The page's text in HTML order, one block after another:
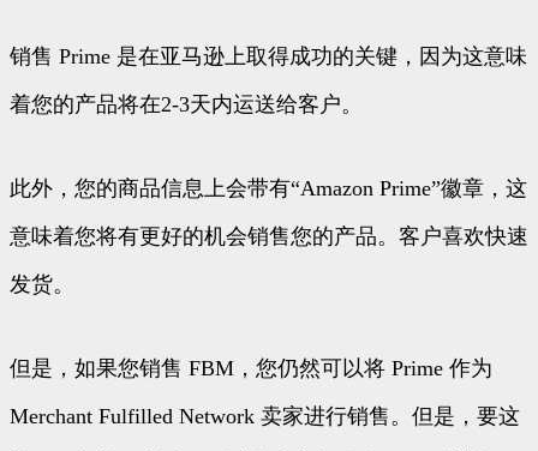
销售 Prime 是在亚马逊上取得成功的关键，因为这意味
着您的产品将在2-3天内运送给客户。
此外，您的商品信息上会带有“Amazon Prime”徽章，这
意味着您将有更好的机会销售您的产品。客户喜欢快速
发货。
但是，如果您销售 FBM，您仍然可以将 Prime 作为
Merchant Fulfilled Network 卖家进行销售。但是，要这